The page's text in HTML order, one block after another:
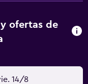
ofertas de
14/8